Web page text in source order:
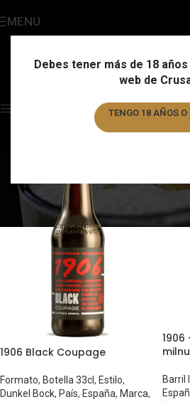
Debes tener más de 18
web de
TENGO 18 AÑOS
MENU País
1906 Black Coupage
Formato, Botella 33cl, Estilo,
Dunkel Bock, País, España, Marca,
1906
Barril